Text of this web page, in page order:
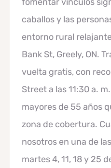
caballos y las
entorno rural
Bank St, Greely, ON.
vuelta gratis, con
Street a las 11:30 a.
mayores de 55 años
zona de cobertura.
nosotros en una de
martes 4, 11, 18 y 25